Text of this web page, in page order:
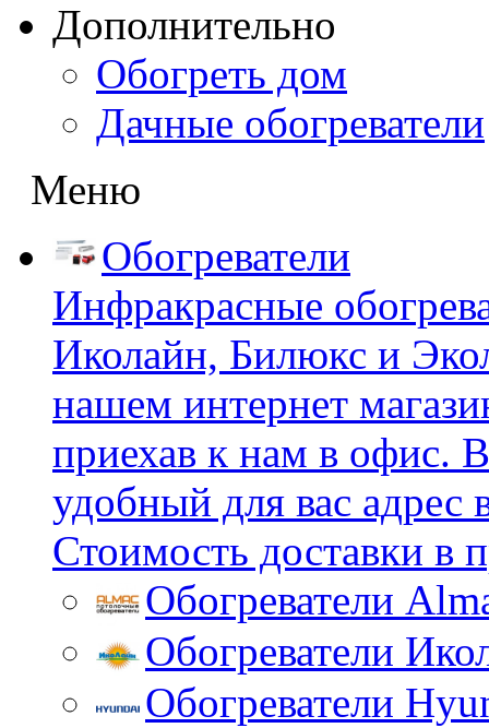
Дополнительно
Обогреть дом
Дачные обогреватели
Меню
Обогреватели
Инфракрасные
Иколайн, Билюкс и
нашем интернет
приехав к нам в офис.
удобный для вас адрес
Стоимость доставки в
Обогреватели
Обогреватели
Обогреватели